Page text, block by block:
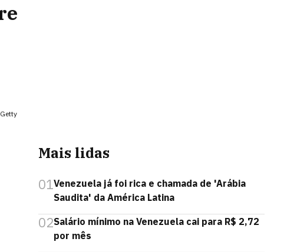
Mais lidas
01Venezuela já foi rica e chamada de 'Arábia
Saudita' da América Latina
02Salário mínimo na Venezuela cai para R$ 2,72
por mês